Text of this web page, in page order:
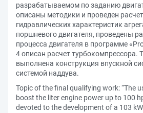
разрабатываемом по заданию
описаны методики и проведен
гидравлических характеристик
поршневого двигателя, проведены
процесса двигателя в программе
4 описан расчет турбокомпрессора.
выполнена конструкция впускной
системой наддува.
Topic of the final qualifying work: “The
boost the liter engine power up to 100
devoted to the development of a 103